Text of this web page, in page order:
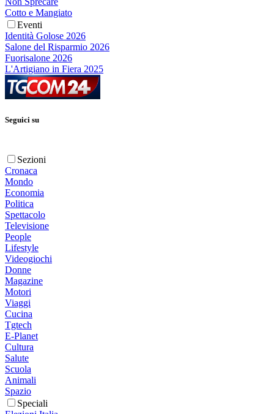
Cotto e Mangiato
Eventi
Identità Golose 2026
Salone del Risparmio 2026
Fuorisalone 2026
L'Artigiano in Fiera 2025
Seguici su
Sezioni
Cronaca
Mondo
Economia
Politica
Spettacolo
Televisione
People
Lifestyle
Videogiochi
Donne
Magazine
Motori
Viaggi
Cucina
Tgtech
E-Planet
Cultura
Salute
Scuola
Animali
Spazio
Speciali